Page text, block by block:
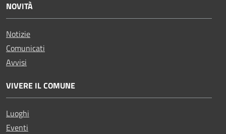
NOVITÀ
Notizie
Comunicati
Avvisi
VIVERE IL COMUNE
Luoghi
Eventi